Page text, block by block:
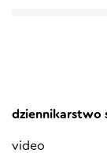
dziennikarstwo
video